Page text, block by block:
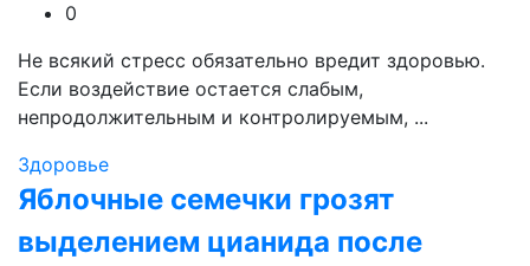
0
Не всякий стресс обязательно вредит здоровью.
Если воздействие остается слабым,
непродолжительным и контролируемым, ...
Здоровье
Яблочные семечки грозят
выделением цианида после